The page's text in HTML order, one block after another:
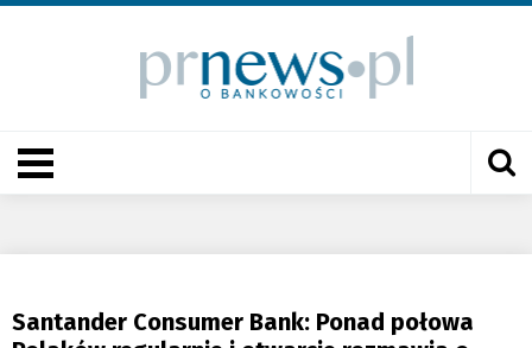
Santander Consumer Bank: Ponad połowa